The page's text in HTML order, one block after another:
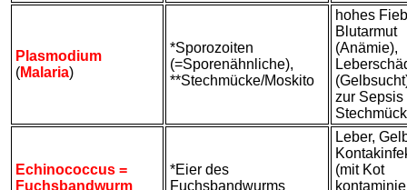
Plasmodium
(Malaria)
*Sporozoiten
(=Sporenähnliche),
**Stechmücke/Moskito
hohes
Blutarmut
(Anämie),
zur Sepsis
Echinococcus =
Fuchsbandwurm
*Eier des
Fuchsbandwurms
Leber,
(mit Kot